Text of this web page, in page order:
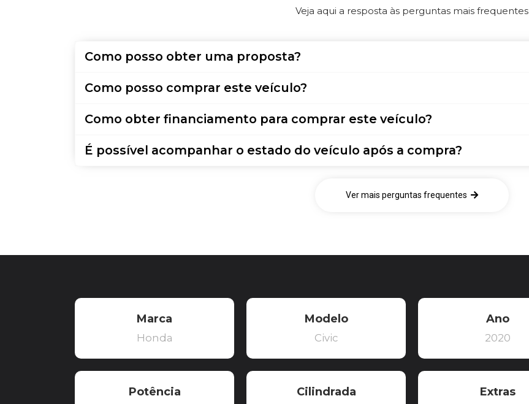
Veja aqui a resposta às perguntas mais frequentes
Como posso obter uma proposta?
Como posso comprar este veículo?
Como obter financiamento para comprar este veículo?
É possível acompanhar o estado do veículo após a compra?
Ver mais perguntas frequentes
Marca
Honda
Modelo
Civic
Ano
2020
Potência Cilindrada Extras